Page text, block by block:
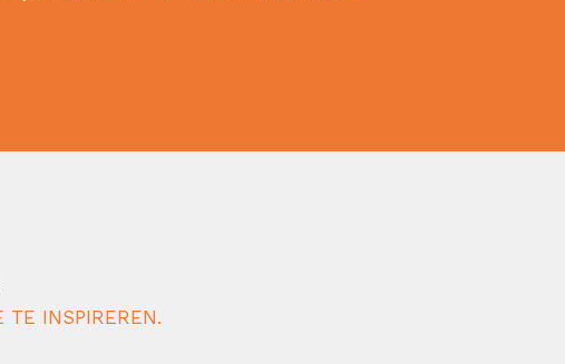
TE INSPIREREN.